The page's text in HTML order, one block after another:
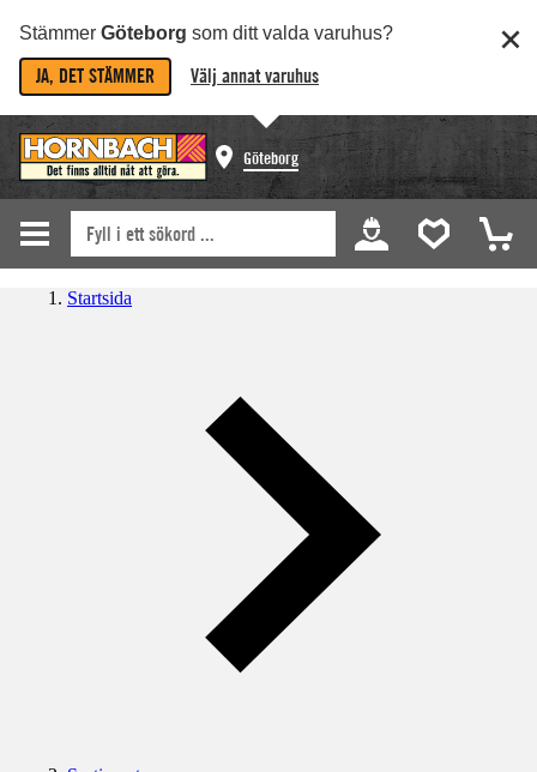
Stämmer Göteborg som ditt valda varuhus?
JA, DET STÄMMER Välj annat varuhus
Göteborg
Startsida